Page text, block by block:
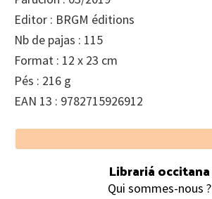
Editor : BRGM éditions
Nb de pajas : 115
Format : 12 x 23 cm
Pés : 216 g
EAN 13 : 9782715926912
Footer
Librariá occitana
Qui sommes-nous ?